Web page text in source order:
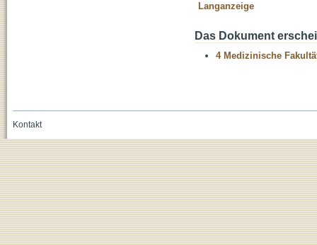
Langanzeige
Das Dokument
4 Medizinische
Kontakt